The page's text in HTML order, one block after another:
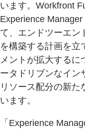
います。Workfront
Experience
て、エンドツーエン
を構築する計画を立
メントが拡大するに
ータドリブンなイン
リソース配分の新た
います。
「Experience